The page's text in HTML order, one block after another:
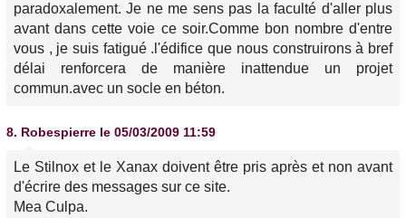
paradoxalement. Je ne me sens pas la faculté d'aller plus
avant dans cette voie ce soir.Comme bon nombre d'entre
vous , je suis fatigué .l'édifice que nous construirons à bref
délai renforcera de manière inattendue un projet
commun.avec un socle en béton.
8. Robespierre le 05/03/2009 11:59
Le Stilnox et le Xanax doivent être pris après et non avant
d'écrire des messages sur ce site.
Mea Culpa.